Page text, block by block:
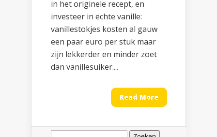
in het originele recept, en
investeer in echte vanille:
vanillestokjes kosten al gauw
een paar euro per stuk maar
zijn lekkerder en minder zoet
dan vanillesuiker....
Read More
Zoeken